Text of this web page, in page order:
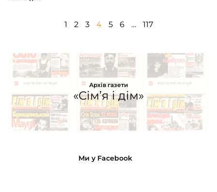
1 2 3 4 5 6 … 117
Архів газети
«Сім’я і дім»
Ми у Facebook